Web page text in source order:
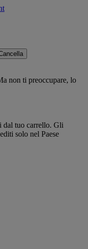
non ti preoccupare, lo
dal tuo carrello. Gli
solo nel Paese